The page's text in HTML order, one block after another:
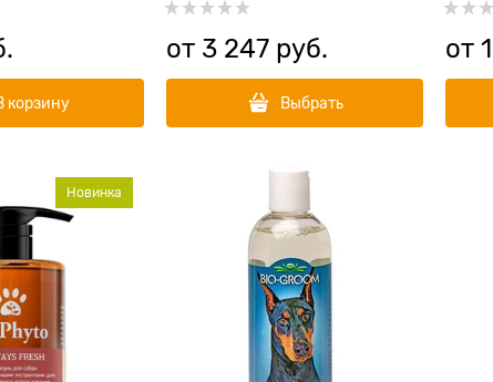
корзину
от 3 247 руб.
Выбрать
от
Новинка